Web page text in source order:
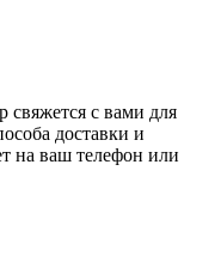
свяжется с вами для
доставки и
на ваш телефон или